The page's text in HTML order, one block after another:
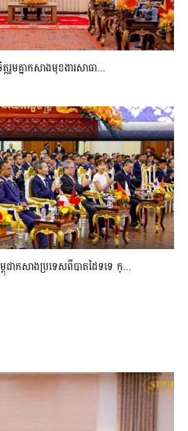
រួមគ្នាកសាងមុខងារសាធា...
ាកសាងប្រទេសពីបាតដៃទទេ ក្...